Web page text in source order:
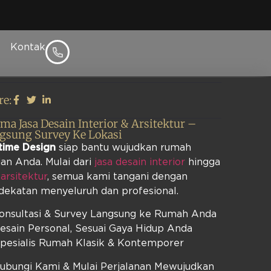
Kontak
Jasa Desain Interior & Arsitektur –
Survey Ke Lokasi
Design siap bantu wujudkan rumah
Anda. Mulai dari jasa desain interior hingga
arsitektur, semua kami tangani dengan
menyeluruh dan profesional.
& Survey Langsung ke Rumah Anda
Personal, Sesuai Gaya Hidup Anda
Rumah Klasik & Kontemporer
Kami & Mulai Perjalanan Mewujudkan